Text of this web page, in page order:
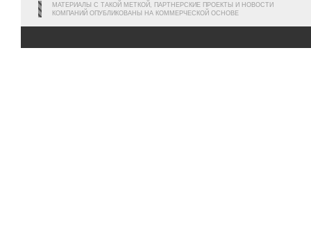
МАТЕРИАЛЫ С ТАКОЙ МЕТКОЙ, ПАРТНЕРСКИЕ ПРОЕКТЫ И НОВОСТИ
КОМПАНИЙ ОПУБЛИКОВАНЫ НА КОММЕРЧЕСКОЙ ОСНОВЕ